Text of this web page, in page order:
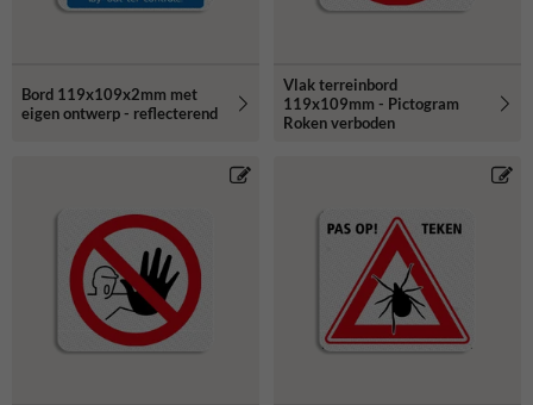
Bord 119x109x2mm met
eigen ontwerp - reflecterend
Vlak terreinbord
119x109mm - Pictogram
Roken verboden